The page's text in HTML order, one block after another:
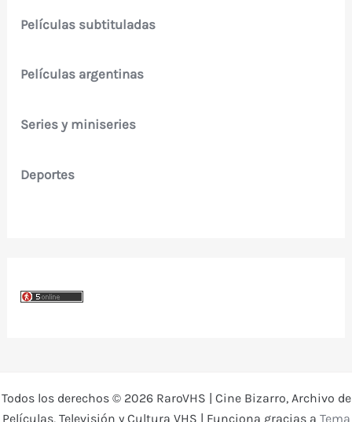
Películas subtituladas
Películas argentinas
Series y miniseries
Deportes
Todos los derechos © 2026 RaroVHS | Cine Bizarro, Archivo de
Películas, Televisión y Cultura VHS | Funciona gracias a Tema